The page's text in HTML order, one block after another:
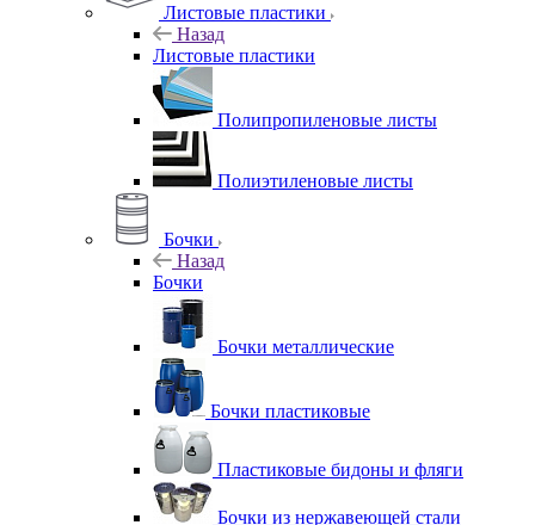
Листовые пластики
Назад
Листовые пластики
Полипропиленовые листы
Полиэтиленовые листы
Бочки
Назад
Бочки
Бочки металлические
Бочки пластиковые
Пластиковые бидоны и фляги
Бочки из нержавеющей стали